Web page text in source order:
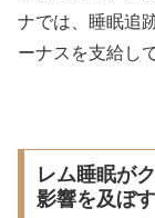
ナでは、睡眠追
ーナスを支給し
レム睡眠が
影響を及ぼす